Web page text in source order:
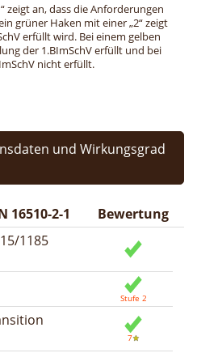
zeigt an, dass die Anforderungen
grüner Haken mit einer „2“ zeigt
erfüllt wird. Bei einem gelben
der 1.BImSchV erfüllt und bei
nicht erfüllt.
und Wirkungsgrad
16510-2-1
Bewertung
1185